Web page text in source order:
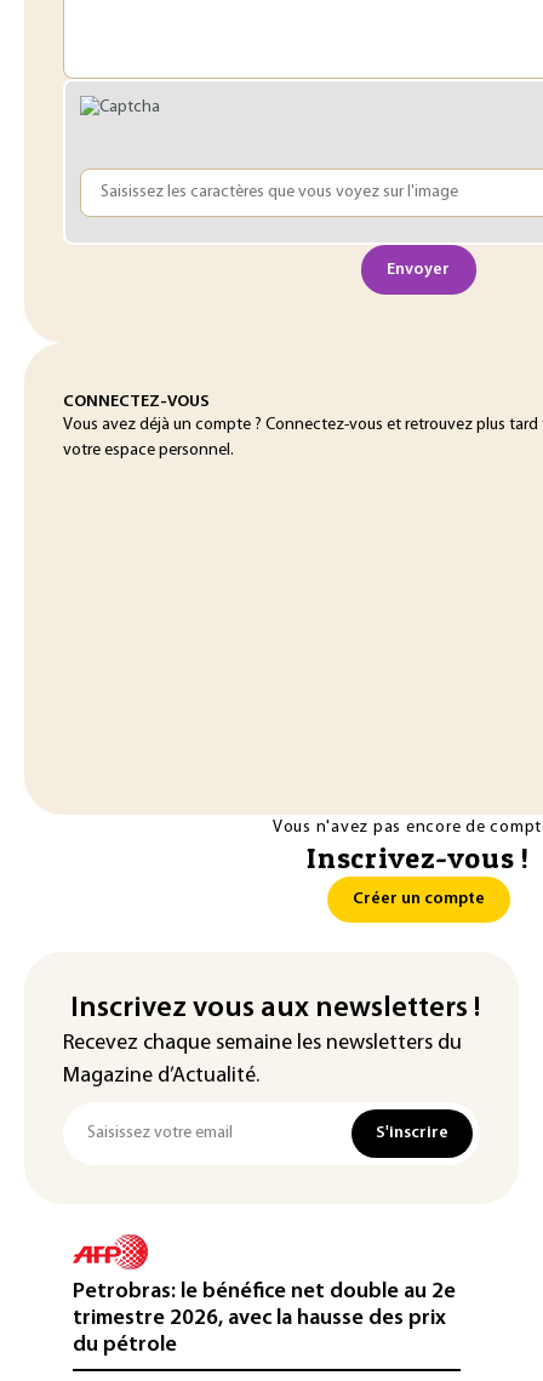
Envoyer
CONNECTEZ-VOUS
Vous avez déjà un compte ? Connectez-vous et retrouvez plus
votre espace personnel.
Vous n'avez pas encore de
Inscrivez-vous !
Créer un compte
Inscrivez vous aux newsletters !
Recevez chaque semaine les newsletters du
Magazine d’Actualité.
S'inscrire
Petrobras: le bénéfice net double au 2e
trimestre 2026, avec la hausse des prix
du pétrole